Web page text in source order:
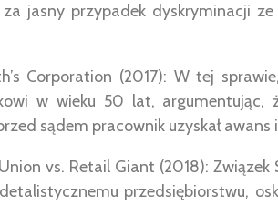
jasny przypadek dyskryminacji
Corporation (2017): W tej
w wieku 50 lat,
sądem pracownik uzyskał
vs. Retail Giant (2018): Związek
przedsiębiorstwu,